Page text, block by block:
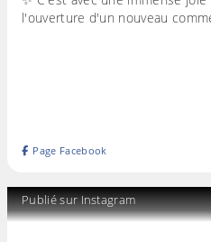
l'ouverture d'un nouveau
Page Facebook
Publié sur Instagram